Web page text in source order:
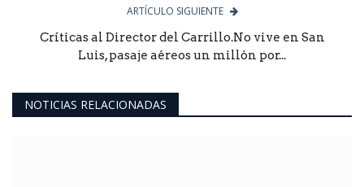
ARTÍCULO SIGUIENTE
Críticas al Director del Carrillo.No vive en San
Luis, pasaje aéreos un millón por...
NOTICIAS RELACIONADAS